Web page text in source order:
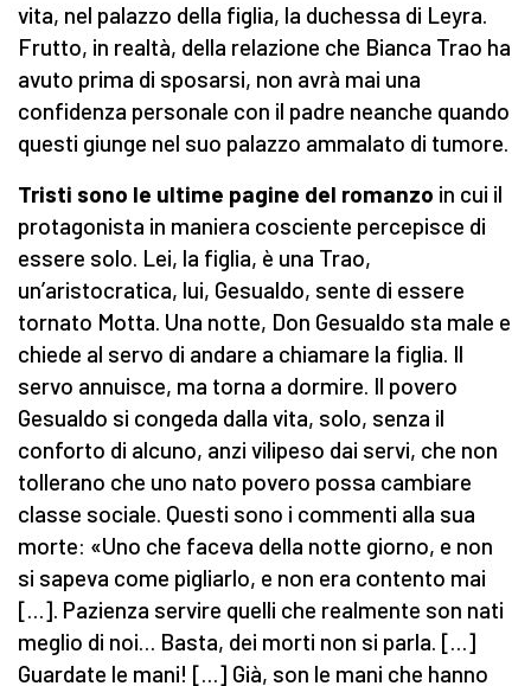
vita, nel palazzo della figlia, la duchessa di Leyra.
Frutto, in realtà, della relazione che Bianca Trao ha
avuto prima di sposarsi, non avrà mai una
confidenza personale con il padre neanche quando
questi giunge nel suo palazzo ammalato di tumore.
Tristi sono le ultime pagine del romanzo in cui il
protagonista in maniera cosciente percepisce di
essere solo. Lei, la figlia, è una Trao,
un’aristocratica, lui, Gesualdo, sente di essere
tornato Motta. Una notte, Don Gesualdo sta male e
chiede al servo di andare a chiamare la figlia. Il
servo annuisce, ma torna a dormire. Il povero
Gesualdo si congeda dalla vita, solo, senza il
conforto di alcuno, anzi vilipeso dai servi, che non
tollerano che uno nato povero possa cambiare
classe sociale. Questi sono i commenti alla sua
morte: «Uno che faceva della notte giorno, e non
si sapeva come pigliarlo, e non era contento mai
[…]. Pazienza servire quelli che realmente son nati
meglio di noi… Basta, dei morti non si parla. […]
Guardate le mani! […] Già, son le mani che hanno